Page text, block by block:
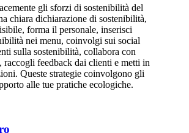
gli sforzi di sostenibilità del
chiara dichiarazione di sostenibilità,
forma il personale, inserisci
nei menu, coinvolgi sui social
sulla sostenibilità, collabora con
feedback dai clienti e metti in
Queste strategie coinvolgono gli
alle tue pratiche ecologiche.